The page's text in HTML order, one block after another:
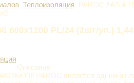
Теплоизоляция PAROC FAS 4
600х1200 PL/24 (2шт/уп.)
Описание
PAROC является одним из